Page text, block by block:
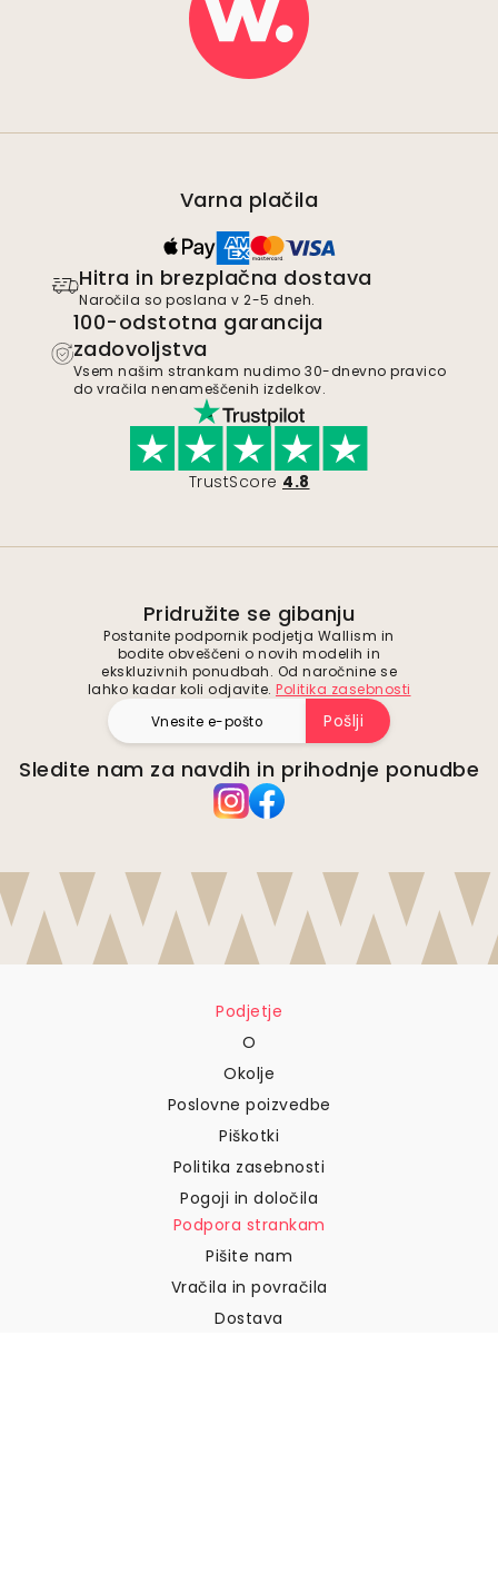
Varna plačila
Hitra in brezplačna dostava
Naročila so poslana v 2-5 dneh.
100-odstotna garancija
zadovoljstva
Vsem našim strankam nudimo 30-dnevno pravico
do vračila nenameščenih izdelkov.
TrustScore 4.8
Pridružite se gibanju
Postanite podpornik podjetja Wallism in
bodite obveščeni o novih modelih in
ekskluzivnih ponudbah. Od naročnine se
lahko kadar koli odjavite. Politika zasebnosti
Pošlji
Sledite nam za navdih in prihodnje ponudbe
Podjetje
O
Okolje
Poslovne poizvedbe
Piškotki
Politika zasebnosti
Pogoji in določila
Podpora strankam
Pišite nam
Vračila in povračila
Dostava